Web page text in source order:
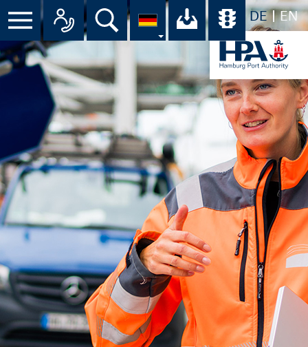
DE EN
Menü Alle Ansprechpartner im
Suche Ihr Download-